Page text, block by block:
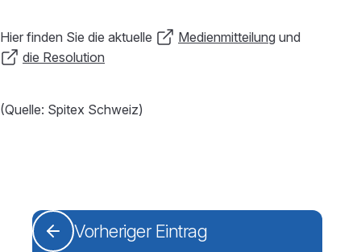
Hier finden Sie die aktuelle Medienmitteilung und
die Resolution
(Quelle: Spitex Schweiz)
Vorheriger Eintrag